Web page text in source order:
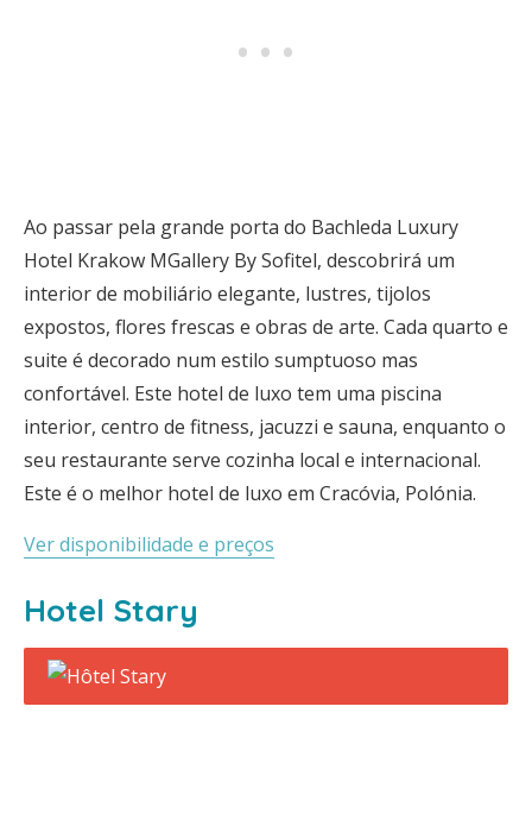
Ao passar pela grande porta do Bachleda Luxury
Hotel Krakow MGallery By Sofitel, descobrirá um
interior de mobiliário elegante, lustres, tijolos
expostos, flores frescas e obras de arte. Cada quarto e
suite é decorado num estilo sumptuoso mas
confortável. Este hotel de luxo tem uma piscina
interior, centro de fitness, jacuzzi e sauna, enquanto o
seu restaurante serve cozinha local e internacional.
Este é o melhor hotel de luxo em Cracóvia, Polónia.
Ver disponibilidade e preços
Hotel Stary